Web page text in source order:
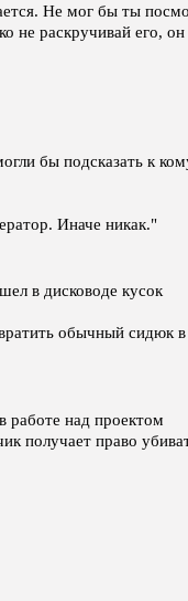
Не мог бы ты
не раскручивай его,
бы подсказать к
Иначе никак."
в дисководе кусок
обычный сидюк в
работе над проектом
получает право